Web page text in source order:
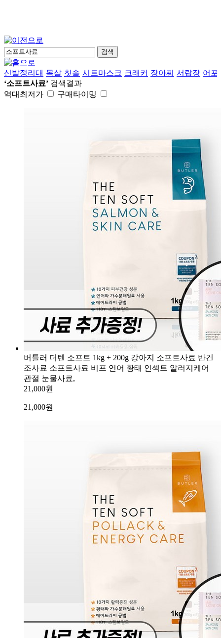
검색
신발정리대 목살 칫솔 시트마스크 크래커 장아찌 서랍장 어포
‘소프트사료’ 검색결과
역대최저가
구매타이밍
버틀러 더텐 소프트 1kg + 200g 강아지 소프트사료 반건
조사료 소프트사료 비프 연어 황태 인섹트 알러지케어
관절 눈물사료,
21,000원
21,000원